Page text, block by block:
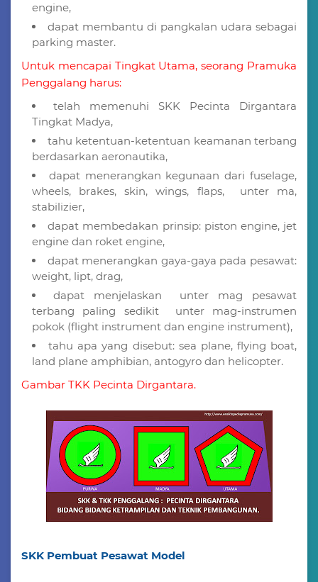
engine,
dapat membantu di pangkalan udara sebagai
parking master.
Untuk mencapai Tingkat Utama, seorang Pramuka
Penggalang harus:
telah memenuhi SKK Pecinta Dirgantara
Tingkat Madya,
tahu ketentuan-ketentuan keamanan terbang
berdasarkan aeronautika,
dapat menerangkan kegunaan dari fuselage,
wheels, brakes, skin, wings, flaps, unter ma,
stabilizier,
dapat membedakan prinsip: piston engine, jet
engine dan roket engine,
dapat menerangkan gaya-gaya pada pesawat:
weight, lipt, drag,
dapat menjelaskan unter mag pesawat
terbang paling sedikit unter mag-instrumen
pokok (flight instrument dan engine instrument),
tahu apa yang disebut: sea plane, flying boat,
land plane amphibian, antogyro dan helicopter.
Gambar TKK Pecinta Dirgantara.
SKK Pembuat Pesawat Model